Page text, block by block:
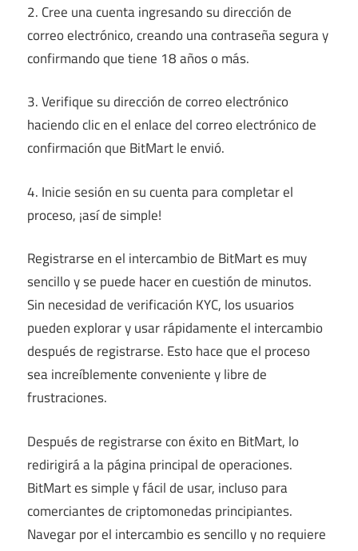
2. Cree una cuenta ingresando su dirección de
correo electrónico, creando una contraseña segura y
confirmando que tiene 18 años o más.
3. Verifique su dirección de correo electrónico
haciendo clic en el enlace del correo electrónico de
confirmación que BitMart le envió.
4. Inicie sesión en su cuenta para completar el
proceso, ¡así de simple!
Registrarse en el intercambio de BitMart es muy
sencillo y se puede hacer en cuestión de minutos.
Sin necesidad de verificación KYC, los usuarios
pueden explorar y usar rápidamente el intercambio
después de registrarse. Esto hace que el proceso
sea increíblemente conveniente y libre de
frustraciones.
Después de registrarse con éxito en BitMart, lo
redirigirá a la página principal de operaciones.
BitMart es simple y fácil de usar, incluso para
comerciantes de criptomonedas principiantes.
Navegar por el intercambio es sencillo y no requiere